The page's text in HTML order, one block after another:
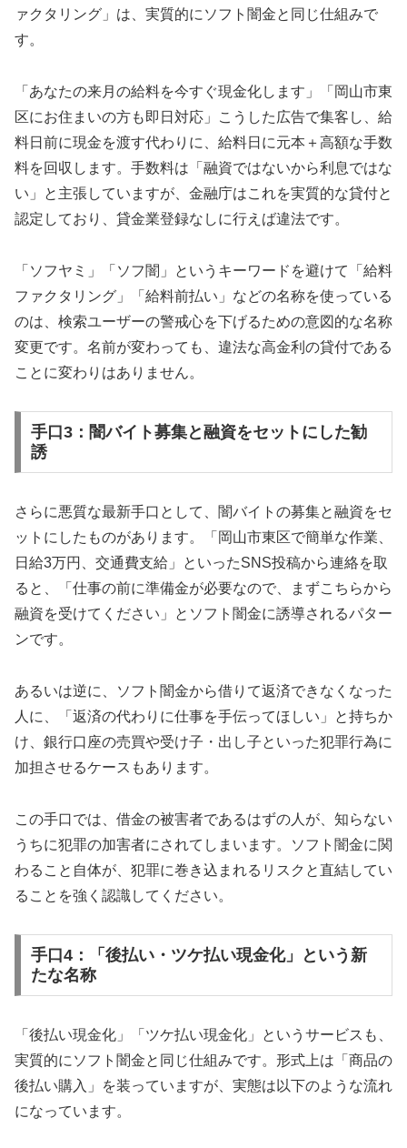
ァクタリング」は、実質的にソフト闇金と同じ仕組みで
す。
「あなたの来月の給料を今すぐ現金化します」「岡山市東
区にお住まいの方も即日対応」こうした広告で集客し、給
料日前に現金を渡す代わりに、給料日に元本＋高額な手数
料を回収します。手数料は「融資ではないから利息ではな
い」と主張していますが、金融庁はこれを実質的な貸付と
認定しており、貸金業登録なしに行えば違法です。
「ソフヤミ」「ソフ闇」というキーワードを避けて「給料
ファクタリング」「給料前払い」などの名称を使っている
のは、検索ユーザーの警戒心を下げるための意図的な名称
変更です。名前が変わっても、違法な高金利の貸付である
ことに変わりはありません。
手口3：闇バイト募集と融資をセットにした勧
誘
さらに悪質な最新手口として、闇バイトの募集と融資をセ
ットにしたものがあります。「岡山市東区で簡単な作業、
日給3万円、交通費支給」といったSNS投稿から連絡を取
ると、「仕事の前に準備金が必要なので、まずこちらから
融資を受けてください」とソフト闇金に誘導されるパター
ンです。
あるいは逆に、ソフト闇金から借りて返済できなくなった
人に、「返済の代わりに仕事を手伝ってほしい」と持ちか
け、銀行口座の売買や受け子・出し子といった犯罪行為に
加担させるケースもあります。
この手口では、借金の被害者であるはずの人が、知らない
うちに犯罪の加害者にされてしまいます。ソフト闇金に関
わること自体が、犯罪に巻き込まれるリスクと直結してい
ることを強く認識してください。
手口4：「後払い・ツケ払い現金化」という新
たな名称
「後払い現金化」「ツケ払い現金化」というサービスも、
実質的にソフト闇金と同じ仕組みです。形式上は「商品の
後払い購入」を装っていますが、実態は以下のような流れ
になっています。